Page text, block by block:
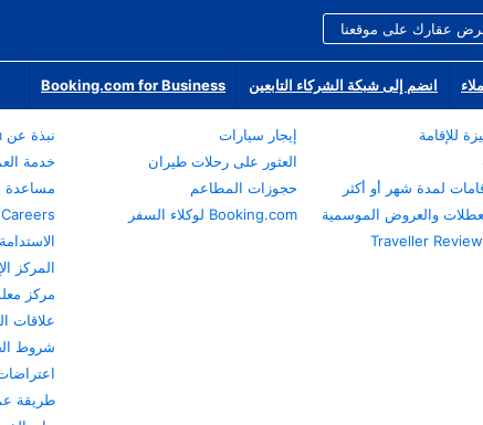
عقارك على موقعنا
انضم إلى شبكة الشركاء التابعين Booking.com for Business
للإقامة
لمدة شهر أو أكثر
والعروض الموسمية
Traveller
إيجار سيارات
العثور على رحلات طيران
حجوزات المطاعم
Booking.com لوكلاء السفر
نبذة عن Booking.com
خدمة
مساعدة
Careers
الاستدامة
المركز
مركز
علاقات
شروط
طريقة